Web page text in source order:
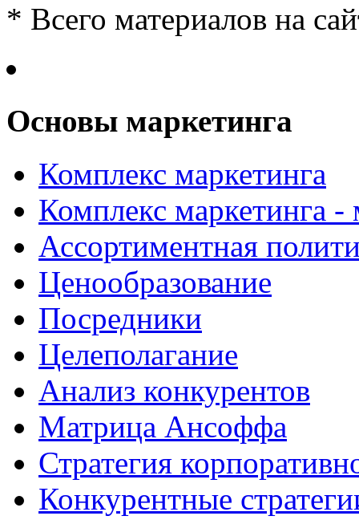
* Всего материалов на
Основы маркетинга
Комплекс маркетинга
Комплекс маркетинга
Ассортиментная
Ценообразование
Посредники
Целеполагание
Анализ конкурентов
Матрица Ансоффа
Стратегия
Конкурентные